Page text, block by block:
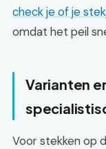
check je of je
omdat het peil
Varianten
Voor stekken op